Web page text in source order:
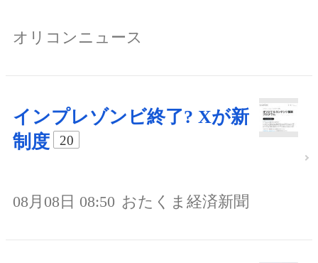
オリコンニュース
インプレゾンビ終了? Xが新
制度
20
08月08日 08:50 おたくま経済新聞